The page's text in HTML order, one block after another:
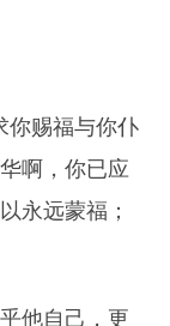
你赐福与你仆
啊，你已应
永远蒙福；
他自己，更